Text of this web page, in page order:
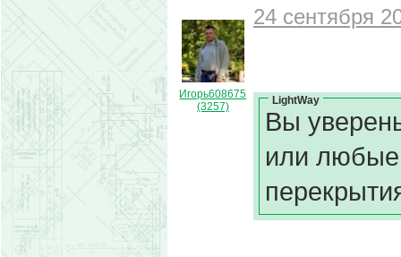
Игорь608675
(3257)
24 сентября
LightWay
Вы
или